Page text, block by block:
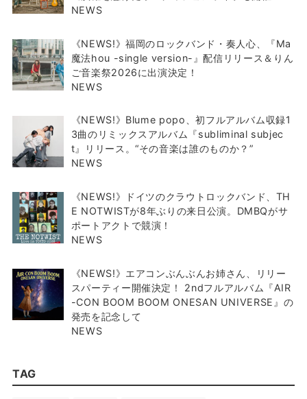
NEWS
《NEWS!》福岡のロックバンド・奏人心、『Ma
魔法hou -single version-』配信リリース＆りん
ご音楽祭2026に出演決定！
NEWS
《NEWS!》Blume popo、初フルアルバム収録1
3曲のリミックスアルバム『subliminal subjec
t』リリース。“その音楽は誰のものか？”
NEWS
《NEWS!》ドイツのクラウトロックバンド、TH
E NOTWISTが8年ぶりの来日公演。DMBQがサ
ポートアクトで競演！
NEWS
《NEWS!》エアコンぶんぶんお姉さん、リリー
スパーティー開催決定！ 2ndフルアルバム『AIR
-CON BOOM BOOM ONESAN UNIVERSE』の
発売を記念して
NEWS
TAG